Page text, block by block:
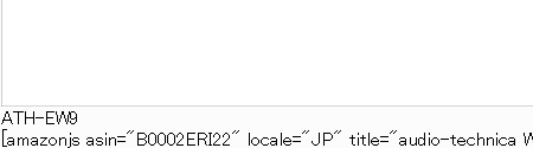
ATH-EW9
[amazonjs asin="B0002ERI22" locale="JP" title="audio-technica